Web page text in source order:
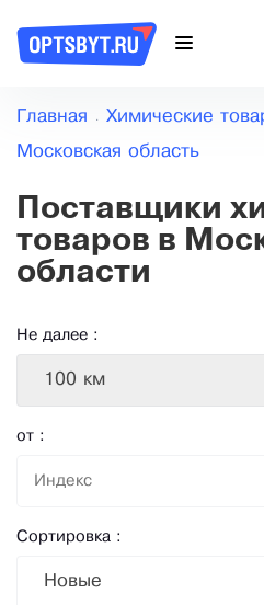
Главная Химические
Московская область
Поставщики
товаров в
области
Не далее :
100 км
от :
Сортировка :
Новые